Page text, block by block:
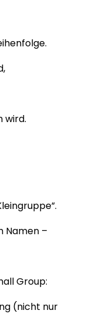
wird.
Namen –
Group:
(nicht nur